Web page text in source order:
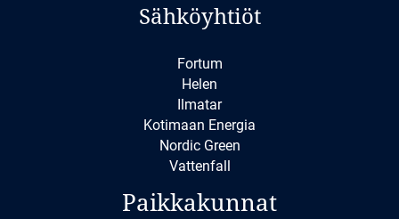
Sähköyhtiöt
Fortum
Helen
Ilmatar
Kotimaan Energia
Nordic Green
Vattenfall
Paikkakunnat